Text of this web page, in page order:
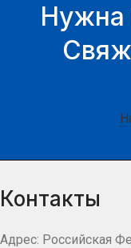
Нужна
Контакты
Адрес: Российская